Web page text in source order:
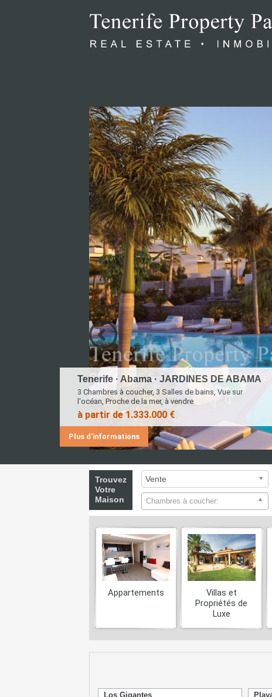
Tenerife · Abama · JARDINES DE ABAMA
3 Chambres à coucher, 3 Salles de bains, Vue sur
l'océan, Proche de la mer, à vendre
à partir de 1.333.000 €
Plus d'informations
Trouvez
Votre
Maison
Chambres à coucher:
Appartements
Villas et
Propriétés de
Luxe
Los Gigantes